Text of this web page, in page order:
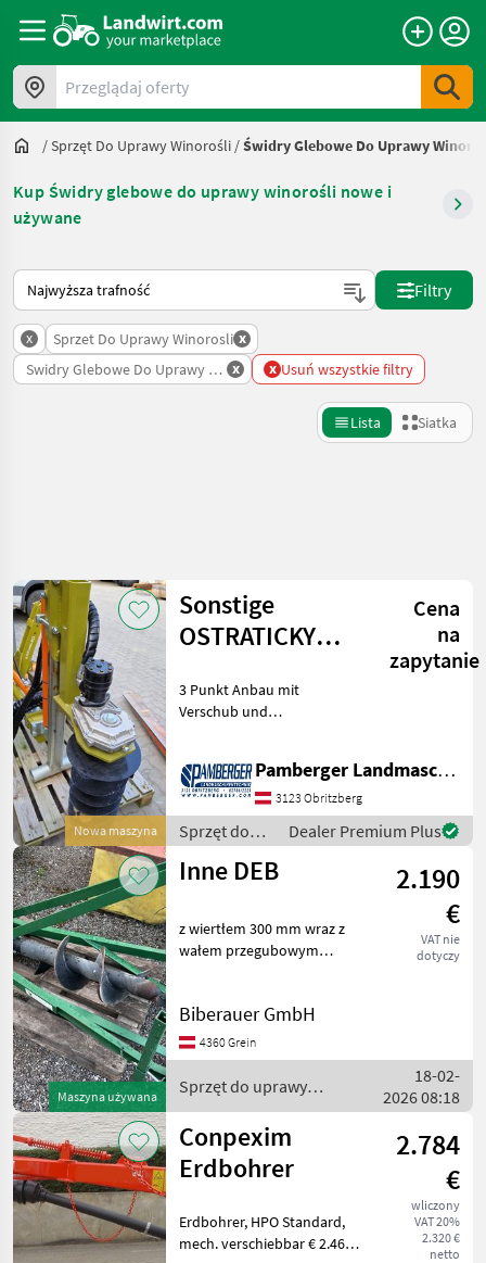
Przeglądaj oferty
/Sprzęt Do Uprawy Winorośli /Świdry Glebowe Do Uprawy
Kup Świdry glebowe do uprawy winorośli nowe i
używane
Tak sortuje się na Landwirt.com
Filtry
x Sprzet Do Uprawy Winorosli x
Swidry Glebowe Do Uprawy Winorosli
x x Usuń wszystkie filtry
Lista Siatka
Kategoria 3 Kraj Filtry
AKTUALNA
ŚCIEŻKA
technika
rolnicza
Sprzet Do
Uprawy
Winorosli
Swidry
Glebowe
Do
Uprawy
Winorosli
WYBIERZ
KATEGORIĘ
Sonstige
4
Conpexim
1
MARKETPLACE
Marketplace
Oferty
dealerów
Ogłoszenia
drobne
Zresetuj
Pokaż 5
wyników
Nowa maszyna
Sonstige
OSTRATICKY
NEU
Cena
na
zapytanie
3 Punkt Anbau mit
Verschub und
vorbehalten. Sprzęt do
uprawy winorośli Świdry
glebowe do uprawy
winorośli
Pamberger Landmaschinentechnik GmbH
3123 Obritzberg
Sprzęt do
uprawy
winorośli /
Dealer Premium Plus
Maszyna używana
Inne DEB
2.190
€
VAT nie
dotyczy
z wiertłem 300 mm wraz z
wałem przegubowym
winorośli
Biberauer GmbH
4360 Grein
Sprzęt do uprawy
winorośli / Sonstige
18-02-
2026 08:18
Conpexim
Erdbohrer
2.784
€
wliczony
VAT 20%
2.320 €
netto
Erdbohrer, HPO Standard,
mech. verschiebbar € 2.460